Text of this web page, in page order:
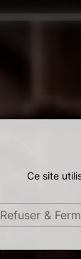
Ce site
Refuser &